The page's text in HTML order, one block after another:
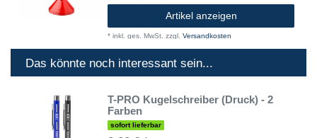
Artikel anzeigen
* inkl. ges. MwSt. zzgl. Versandkosten
Das könnte noch interessant sein...
T-PRO Kugelschreiber (Druck) - 2
Farben
sofort lieferbar